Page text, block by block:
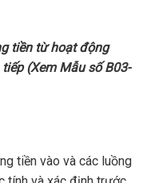
tiền từ hoạt động
(Xem Mẫu số B03-
tiền vào và các luồng